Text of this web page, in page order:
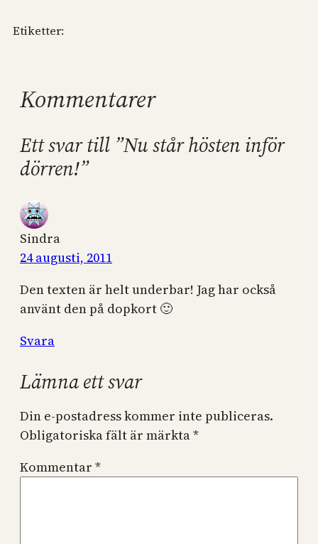
Etiketter:
Kommentarer
Ett svar till ”Nu står hösten inför
dörren!”
Sindra
24 augusti, 2011
Den texten är helt underbar! Jag har också
använt den på dopkort 🙂
Svara
Lämna ett svar
Din e-postadress kommer inte publiceras.
Obligatoriska fält är märkta*
Kommentar *